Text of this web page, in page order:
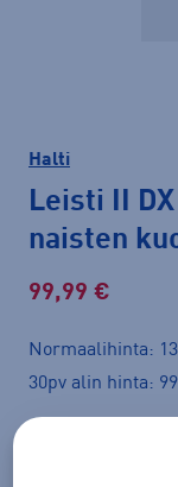
Halti
Leisti II
naisten
99,99 €
Normaalihinta:
30pv alin hinta: